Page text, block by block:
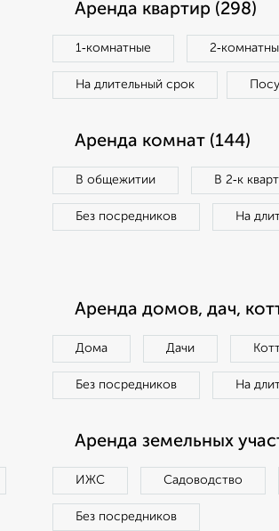
Аренда квартир (298)
1‑комнатные
На длительный срок
Аренда комнат (144)
В общежитии В 2‑к
Без посредников На
Аренда домов, дач,
Дома Дачи
Без посредников На
Аренда земельных
ИЖС Садоводство
Без посредников